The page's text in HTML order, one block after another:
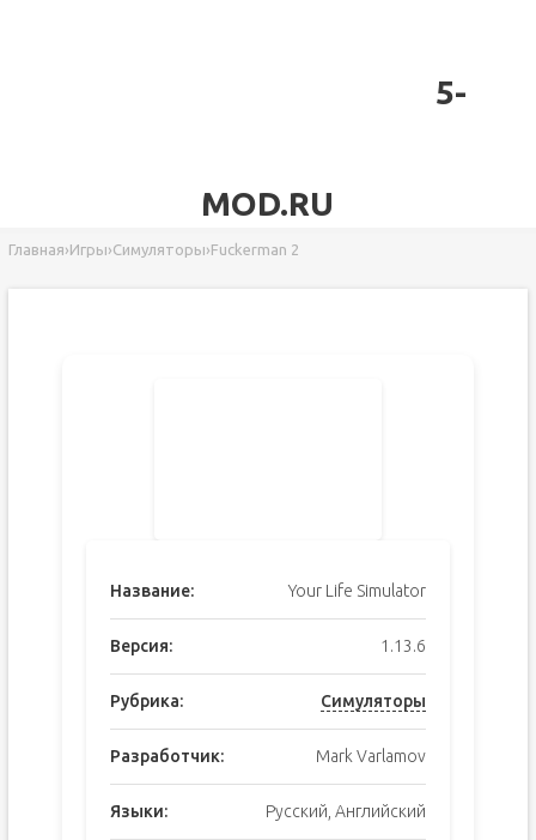
5-
MOD.RU
Главная›Игры›Симуляторы›Fuckerman 2
Название: Your Life Simulator
Версия: 1.13.6
Рубрика: Симуляторы
Разработчик: Mark Varlamov
Языки: Русский, Английский